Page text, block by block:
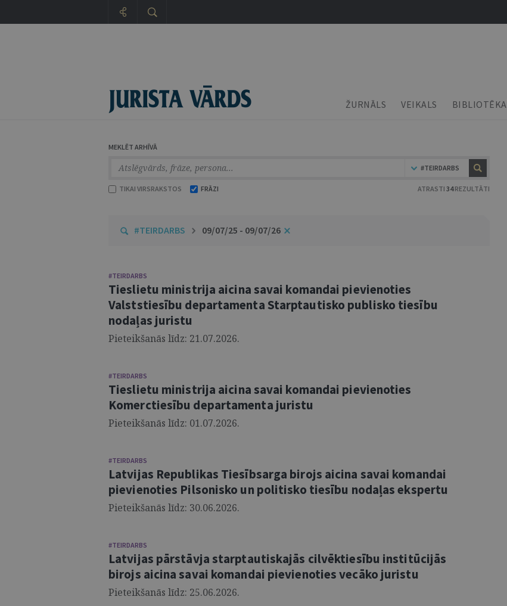
ŽURNĀLS VEIKALS BIBLIOTĒKA
MEKLĒT ARHĪVĀ
#TEIRDARBS
TIKAI VIRSRAKSTOS FRĀZI ATRASTI 34REZULTĀTI
#TEIRDARBS 09/07/25 - 09/07/26
#TEIRDARBS
Tieslietu ministrija aicina savai komandai pievienoties
Valststiesību departamenta Starptautisko publisko tiesību
nodaļas juristu
Pieteikšanās līdz: 21.07.2026.
#TEIRDARBS
Tieslietu ministrija aicina savai komandai pievienoties
Komerctiesību departamenta juristu
Pieteikšanās līdz: 01.07.2026.
#TEIRDARBS
Latvijas Republikas Tiesībsarga birojs aicina savai komandai
pievienoties Pilsonisko un politisko tiesību nodaļas ekspertu
Pieteikšanās līdz: 30.06.2026.
#TEIRDARBS
Latvijas pārstāvja starptautiskajās cilvēktiesību institūcijās
birojs aicina savai komandai pievienoties vecāko juristu
Pieteikšanās līdz: 25.06.2026.